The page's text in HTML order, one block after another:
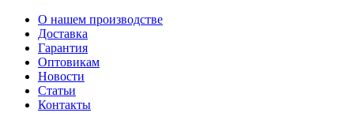
О нашем производстве
Доставка
Гарантия
Оптовикам
Новости
Статьи
Контакты